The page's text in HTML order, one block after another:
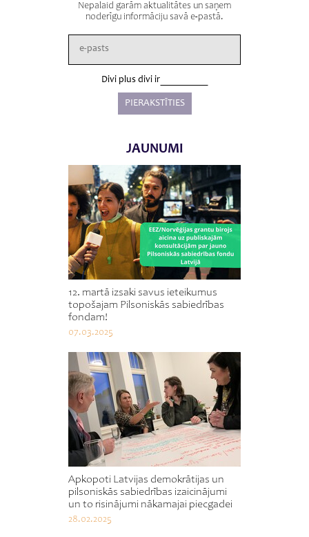
Nepalaid garām aktualitātes un saņem
noderīgu informāciju savā e-pastā.
Divi plus divi ir
JAUNUMI
12. martā izsaki savus ieteikumus
topošajam Pilsoniskās sabiedrības
fondam!
07.03.2025
Apkopoti Latvijas demokrātijas un
pilsoniskās sabiedrības izaicinājumi
un to risinājumi nākamajai piecgadei
28.02.2025